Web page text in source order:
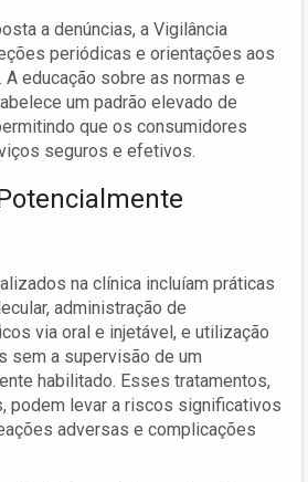
a denúncias, a Vigilância
periódicas e orientações aos
educação sobre as normas e
um padrão elevado de
que os consumidores
seguros e efetivos.
na clínica incluíam práticas
administração de
via oral e injetável, e utilização
sem a supervisão de um
habilitado. Esses tratamentos,
podem levar a riscos significativos
adversas e complicações